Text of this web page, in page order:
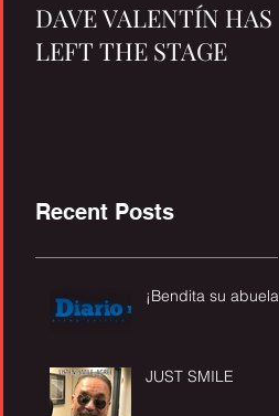
DAVE VALENTÍN HAS
LEFT THE STAGE
Recent Posts
¡Bendita su abuela!
JUST SMILE